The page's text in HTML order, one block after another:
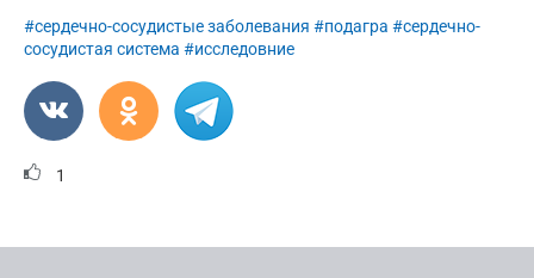
#сердечно-сосудистые заболевания #подагра #сердечно-
сосудистая система #исследовние
1